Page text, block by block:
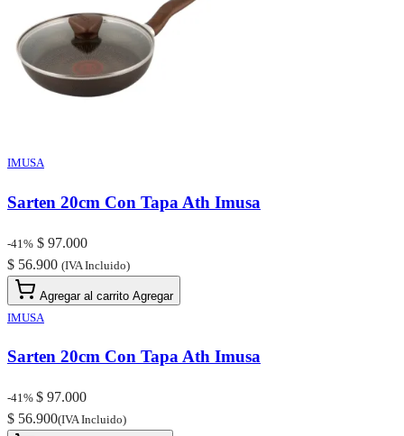
IMUSA
Sarten 20cm Con Tapa Ath Imusa
-41% $ 97.000
$ 56.900 (IVA Incluido)
Agregar al carrito Agregar
IMUSA
Sarten 20cm Con Tapa Ath Imusa
-41% $ 97.000
$ 56.900(IVA Incluido)